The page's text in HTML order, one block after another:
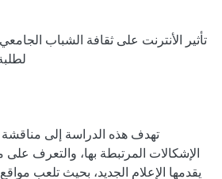
تأثير الأنترنت على ثقافة الشباب
تهدف هذه الدراسة إلى
الإشكالات المرتبطة بها، والتعرف على
يقدمها الإعلام الجديد، بحيث تلعب